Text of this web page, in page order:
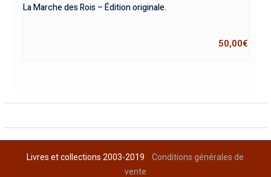
La Marche des Rois – Édition originale.
50,00€
Livres et collections 2003-2019Conditions générales de
vente